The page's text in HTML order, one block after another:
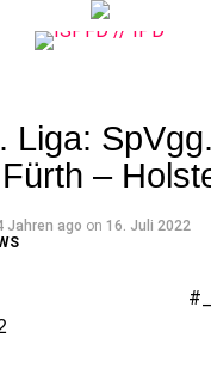
Liga: SpVgg.
–
Jahren ago on 16. Juli 2022